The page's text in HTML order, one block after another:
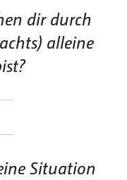
dir durch
alleine
Situation